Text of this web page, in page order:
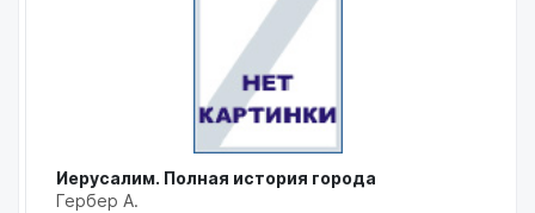
Иерусалим. Полная история города
Гербер А.